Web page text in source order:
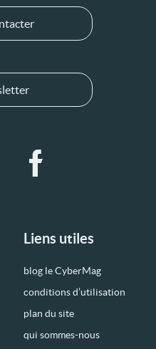
Liens utiles
blog le CyberMag
conditions d’utilisation
plan du site
qui sommes-nous